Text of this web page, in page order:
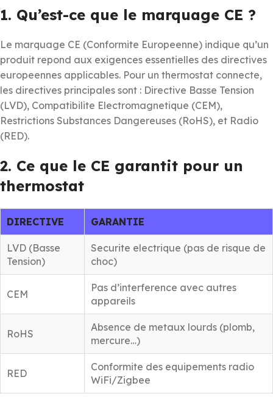
1. Qu’est-ce que le marquage CE ?
Le marquage CE (Conformite Europeenne) indique qu’un
produit repond aux exigences essentielles des directives
europeennes applicables. Pour un thermostat connecte,
les directives principales sont : Directive Basse Tension
(LVD), Compatibilite Electromagnetique (CEM),
Restrictions Substances Dangereuses (RoHS), et Radio
(RED).
2. Ce que le CE garantit pour un
thermostat
DIRECTIVE GARANTIE
LVD (Basse
Tension)
Securite electrique (pas de risque de
choc)
CEM
Pas d’interference avec autres
appareils
RoHS
Absence de metaux lourds (plomb,
mercure…)
RED
Conformite des equipements radio
WiFi/Zigbee